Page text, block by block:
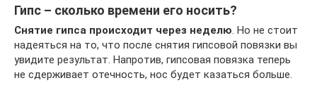
Гипс – сколько времени его носить?
Снятие гипса происходит через неделю . Но не стоит
надеяться на то, что после снятия гипсовой повязки вы
увидите результат. Напротив, гипсовая повязка теперь
не сдерживает отечность, нос будет казаться больше.